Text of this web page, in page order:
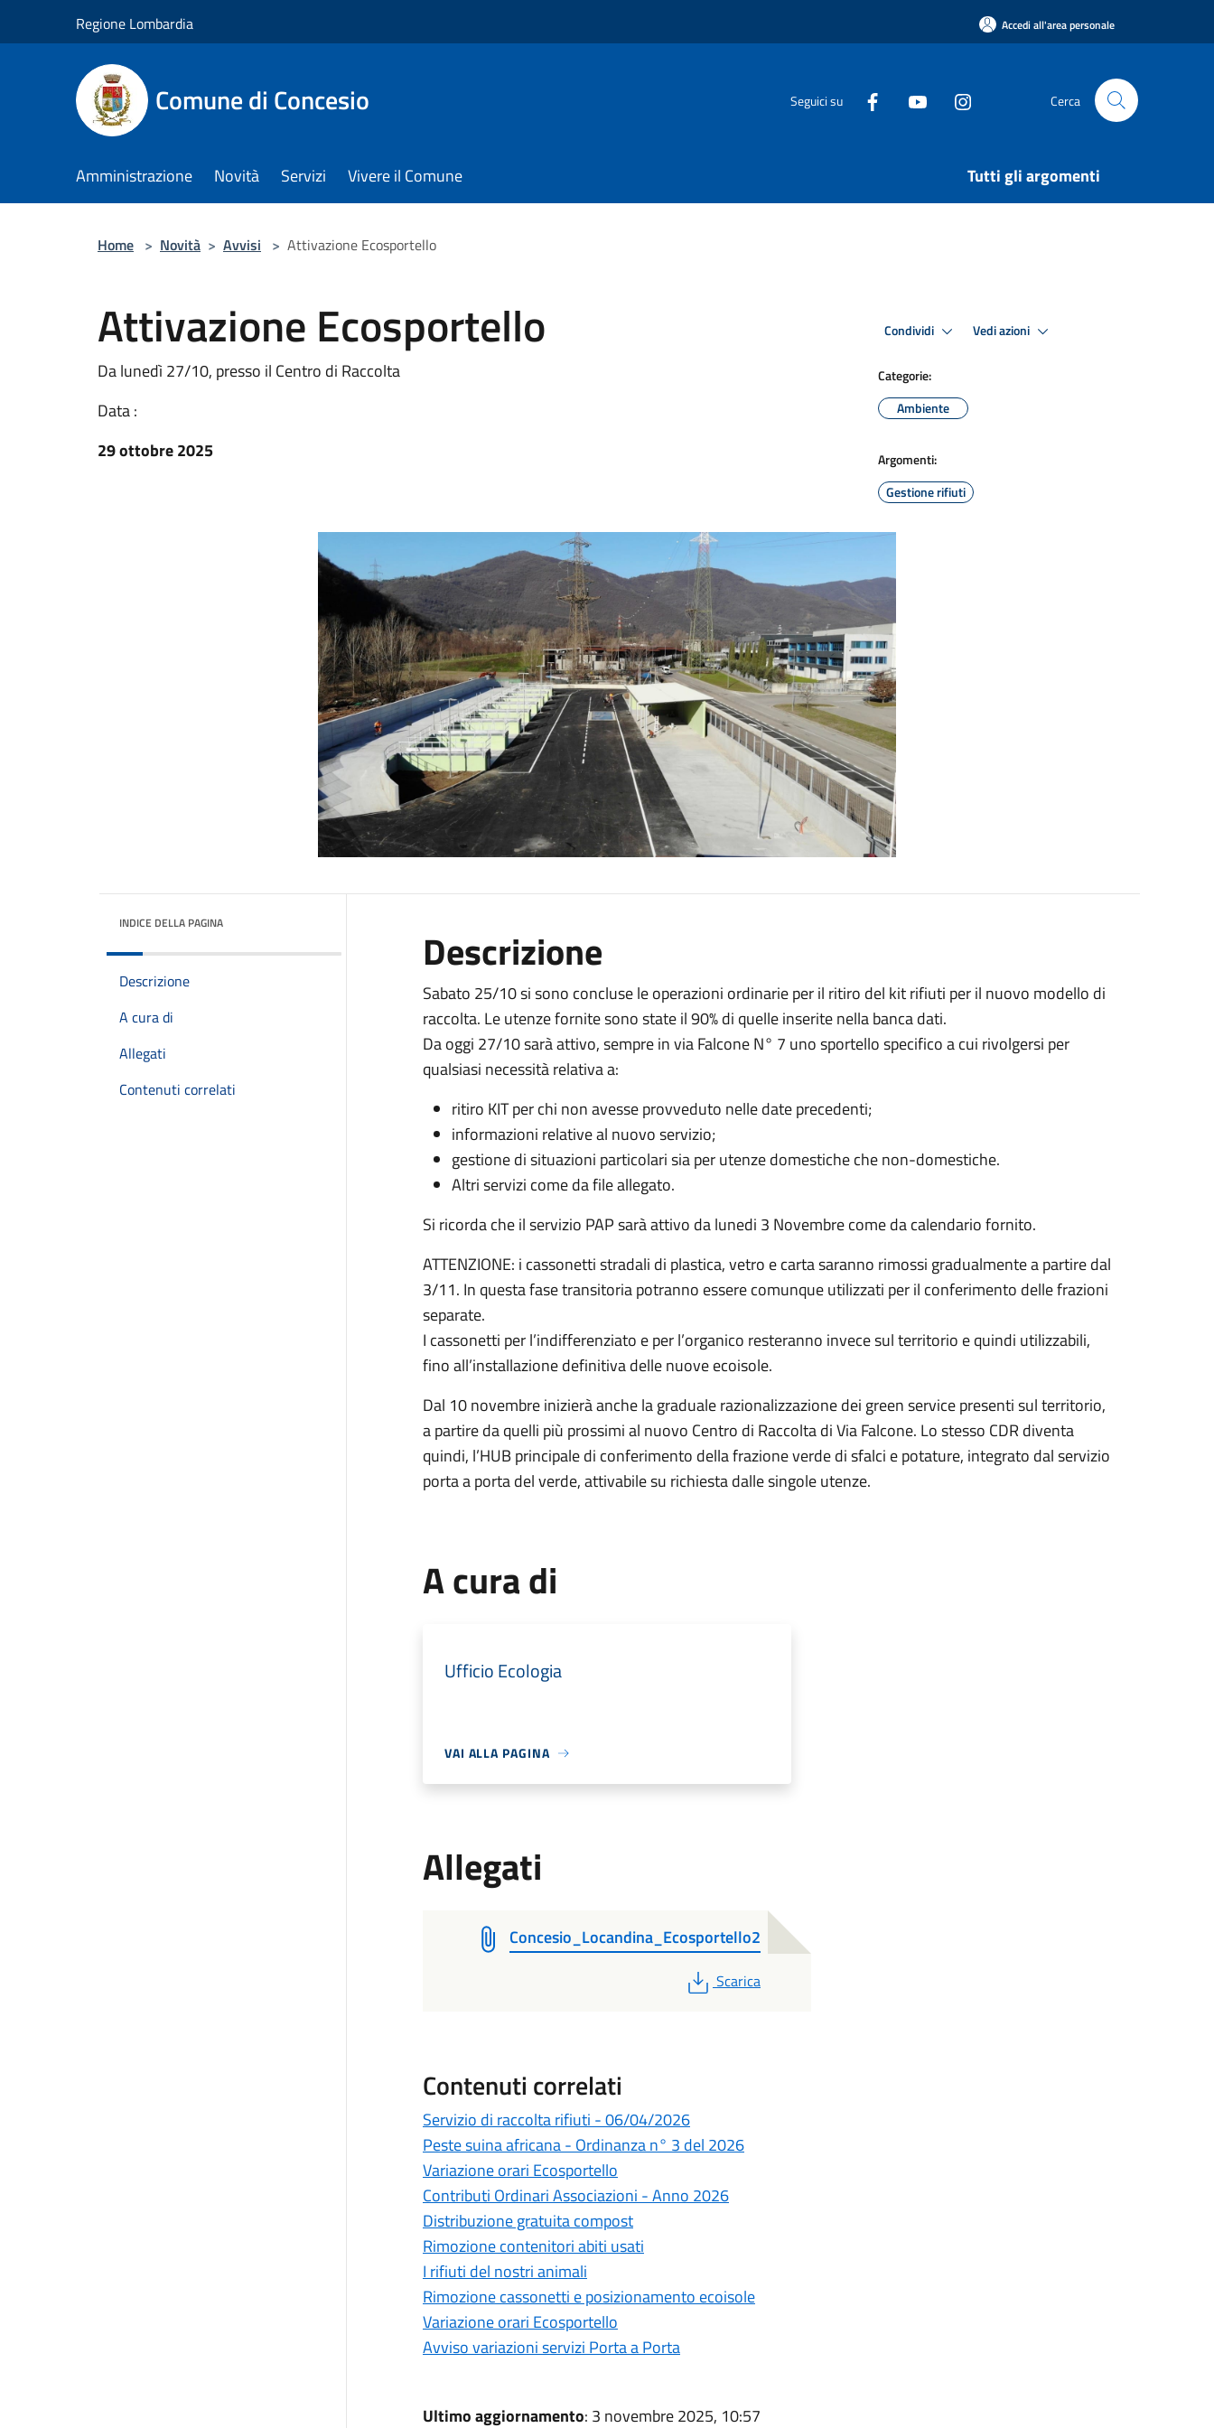
Regione Lombardia Accedi all'area personale
Comune di Concesio Seguici su Cerca
Amministrazione Novità Servizi Vivere il Comune Tutti gli argomenti
Home > Novità > Avvisi > Attivazione Ecosportello
Attivazione Ecosportello
Da lunedì 27/10, presso il Centro di Raccolta
Data :
29 ottobre 2025
Condividi Vedi azioni
Categorie:
Ambiente
Argomenti:
Gestione rifiuti
INDICE DELLA PAGINA
Descrizione
A cura di
Allegati
Contenuti correlati
Descrizione
Sabato 25/10 si sono concluse le operazioni ordinarie per il ritiro del kit rifiuti per il nuovo modello di
raccolta. Le utenze fornite sono state il 90% di quelle inserite nella banca dati.
Da oggi 27/10 sarà attivo, sempre in via Falcone N° 7 uno sportello specifico a cui rivolgersi per
qualsiasi necessità relativa a:
ritiro KIT per chi non avesse provveduto nelle date precedenti;
informazioni relative al nuovo servizio;
gestione di situazioni particolari sia per utenze domestiche che non-domestiche.
Altri servizi come da file allegato.
Si ricorda che il servizio PAP sarà attivo da lunedi 3 Novembre come da calendario fornito.
ATTENZIONE: i cassonetti stradali di plastica, vetro e carta saranno rimossi gradualmente a partire dal
3/11. In questa fase transitoria potranno essere comunque utilizzati per il conferimento delle frazioni
separate.
I cassonetti per l’indifferenziato e per l’organico resteranno invece sul territorio e quindi utilizzabili,
fino all’installazione definitiva delle nuove ecoisole.
Dal 10 novembre inizierà anche la graduale razionalizzazione dei green service presenti sul territorio,
a partire da quelli più prossimi al nuovo Centro di Raccolta di Via Falcone. Lo stesso CDR diventa
quindi, l’HUB principale di conferimento della frazione verde di sfalci e potature, integrato dal servizio
porta a porta del verde, attivabile su richiesta dalle singole utenze.
A cura di
Ufficio Ecologia
VAI ALLA PAGINA
Allegati
Concesio_Locandina_Ecosportello2
PDF
Scarica
Contenuti correlati
Servizio di raccolta rifiuti - 06/04/2026
Peste suina africana - Ordinanza n° 3 del 2026
Variazione orari Ecosportello
Contributi Ordinari Associazioni - Anno 2026
Distribuzione gratuita compost
Rimozione contenitori abiti usati
I rifiuti del nostri animali
Rimozione cassonetti e posizionamento ecoisole
Variazione orari Ecosportello
Avviso variazioni servizi Porta a Porta
Ultimo aggiornamento: 3 novembre 2025, 10:57